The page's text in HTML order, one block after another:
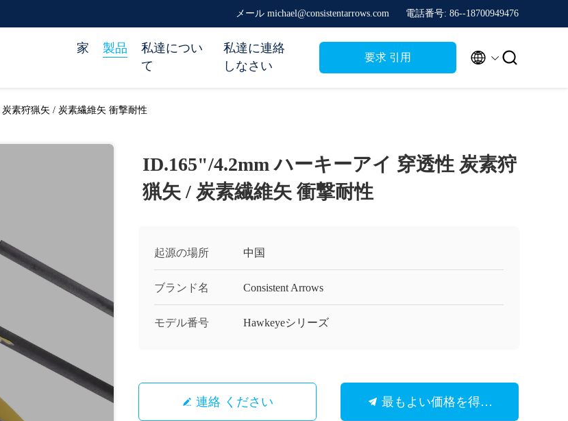
メール michael@consistentarrows.com 電話番号: 86--18700949476
家 製品
私達につい
て
私達に連絡
しなさい
要求 引用  
素狩猟矢 / 炭素繊維矢 衝撃耐性
ID.165"/4.2mm ハーキーアイ 穿透性 炭素狩
猟矢 / 炭素繊維矢 衝撃耐性
起源の場所 中国
ブランド名 Consistent Arrows
モデル番号 Hawkeyeシリーズ
連絡 ください 最もよい価格を得なさい